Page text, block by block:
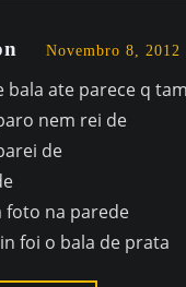
Novembro 8,
bala ate parece q
nem rei de
de
foto na parede
foi o bala de prata